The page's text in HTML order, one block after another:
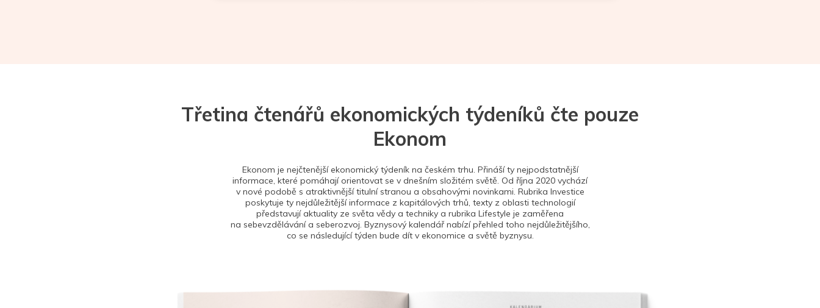
Třetina čtenářů ekonomických týdeníků čte pouze
Ekonom
Ekonom je nejčtenější ekonomický týdeník na českém trhu. Přináší ty nejpodstatnější
informace, které pomáhají orientovat se v dnešním složitém světě. Od října 2020 vychází
v nové podobě s atraktivnější titulní stranou a obsahovými novinkami. Rubrika Investice
poskytuje ty nejdůležitější informace z kapitálových trhů, texty z oblasti technologií
představují aktuality ze světa vědy a techniky a rubrika Lifestyle je zaměřena
na sebevzdělávání a seberozvoj. Byznysový kalendář nabízí přehled toho nejdůležitějšího,
co se následující týden bude dít v ekonomice a světě byznysu.